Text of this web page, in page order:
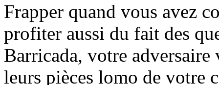
Frapper quand vous avez
profiter aussi du fait des
Barricada, votre
leurs pièces lomo de votre